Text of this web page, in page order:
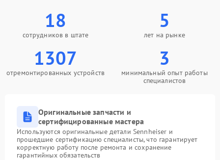
18
сотрудников в штате
5
лет на рынке
1307
отремонтированных устройств
3
минимальный опыт работы
специалистов
Оригинальные запчасти и
сертифицированные мастера
Используются оригинальные детали Sennheiser и
прошедшие сертификацию специалисты, что гарантирует
корректную работу после ремонта и сохранение
гарантийных обязательств